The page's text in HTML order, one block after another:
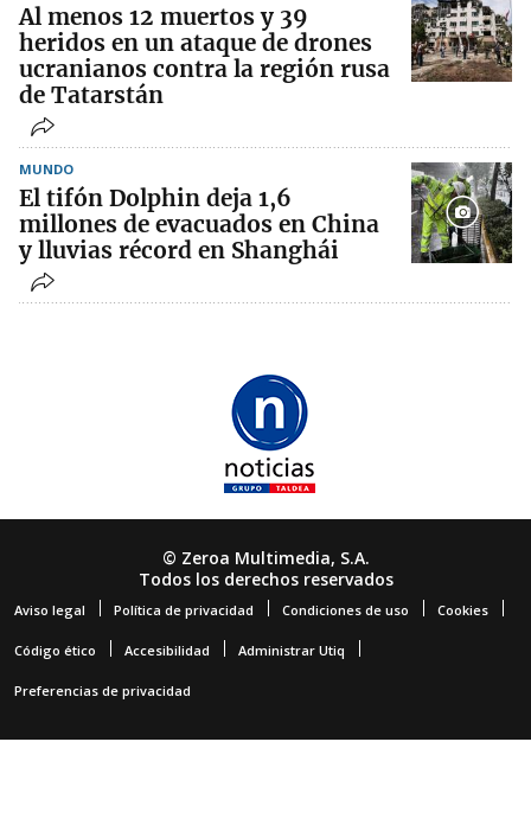
Al menos 12 muertos y 39
heridos en un ataque de drones
ucranianos contra la región rusa
de Tatarstán
MUNDO
El tifón Dolphin deja 1,6
millones de evacuados en China
y lluvias récord en Shanghái
© Zeroa Multimedia, S.A.
Todos los derechos reservados
Aviso legal Política de privacidad Condiciones de uso Cookies
Código ético Accesibilidad Administrar Utiq
Preferencias de privacidad